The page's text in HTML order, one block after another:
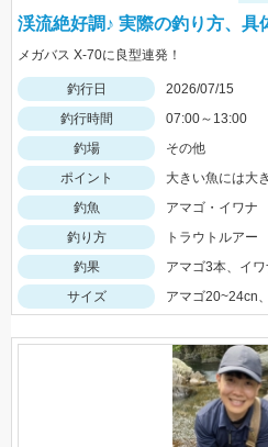
渓流絶好調♪ 実際の釣り方、具
メガバス X-70に良型連発！
釣行日
2026/07/15
釣行時間
07:00～13:00
釣場
その他
ポイント
大きい魚には大
釣魚
アマゴ・イワナ
釣り方
トラウトルアー
釣果
アマゴ3本、イ
サイズ
アマゴ20~24cn